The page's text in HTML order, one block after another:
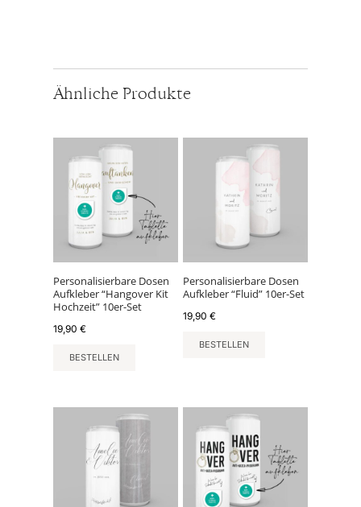
Ähnliche Produkte
Personalisierbare Dosen
Aufkleber “Hangover Kit
Hochzeit” 10er-Set
19,90 €
BESTELLEN
Personalisierbare Dosen
Aufkleber “Fluid” 10er-Set
19,90€
BESTELLEN
Produkt
weist
mehrere
Varianten